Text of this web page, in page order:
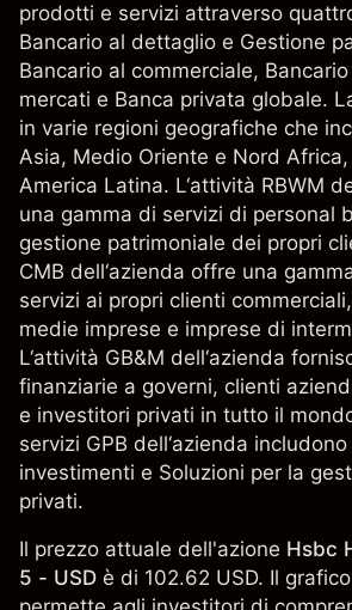
prodotti e servizi attraverso
Bancario al dettaglio e Gestione
Bancario al commerciale,
mercati e Banca privata globale.
in varie regioni geografiche che
Asia, Medio Oriente e Nord
America Latina. L‘attività RBWM
una gamma di servizi di personal
gestione patrimoniale dei propri
CMB dell‘azienda offre una
servizi ai propri clienti
medie imprese e imprese di
L‘attività GB&M dell‘azienda
finanziarie a governi, clienti
e investitori privati in tutto il
servizi GPB dell‘azienda
investimenti e Soluzioni per la
privati.
Il prezzo attuale dell'azione Hsbc
5 - USD è di 102.62 USD. Il